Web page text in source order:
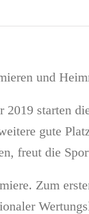
und
starten
gute
freut die
Zum